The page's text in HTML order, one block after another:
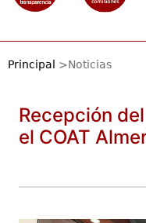
Principal >Noticias
Recepción
el COAT